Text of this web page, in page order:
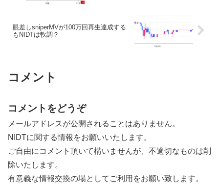
眼差しsniperMVが100万回再生達成する
もNIDTは軟調？
コメント
コメントをどうぞ
メールアドレスが公開されることはありません。
NIDTに関する情報をお願いいたします。
ご自由にコメント頂いて構いませんが、不適切なものは削
除いたします。
有意義な情報交換の場としてご利用をお願い致します。